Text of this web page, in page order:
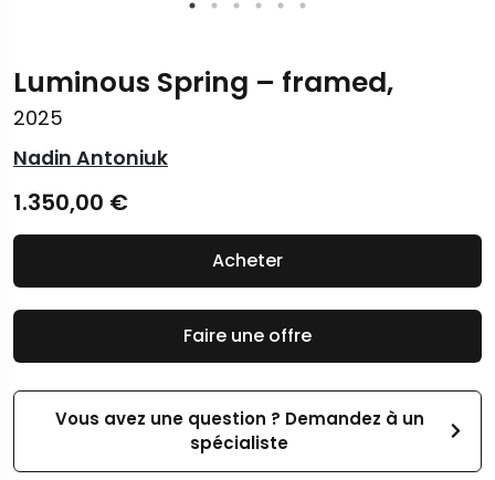
Luminous Spring – framed,
2025
Nadin Antoniuk
1.350,00 €
Faire une offre
Vous avez une question ? Demandez à un
spécialiste
Acheter